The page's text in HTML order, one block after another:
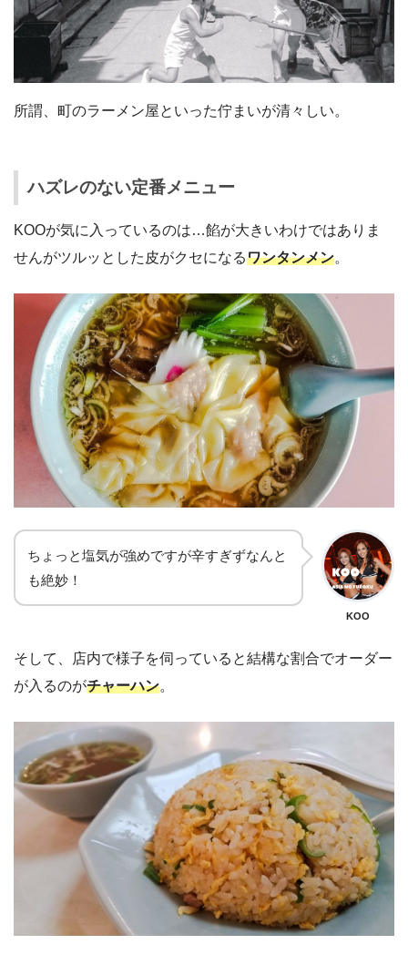
所謂、町のラーメン屋といった佇まいが清々しい。
ハズレのない定番メニュー
KOOが気に入っているのは…餡が大きいわけではありま
せんがツルッとした皮がクセになるワンタンメン。
ちょっと塩気が強めですが辛すぎずなんと
も絶妙！
KOO
そして、店内で様子を伺っていると結構な割合でオーダー
が入るのがチャーハン。